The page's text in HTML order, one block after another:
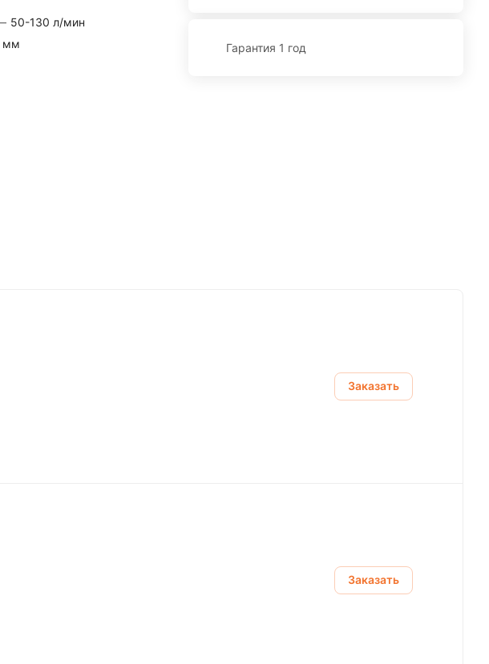
50-130 л/мин
мм Гарантия 1 год
Заказать
Заказать